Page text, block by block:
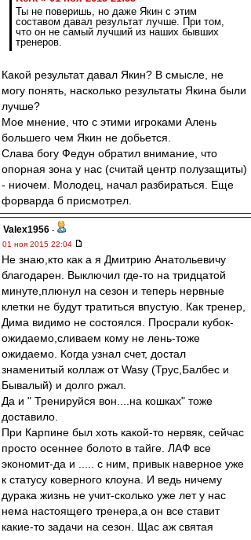
Ты не поверишь, но даже Якин с этим
составом давал результат лучше. При том,
что он не самый лучший из наших бывших
тренеров.
Какой результат давал Якин? В смысле, не
могу понять, насколько результаты Якина были
лучше?
Мое мнение, что с этими игроками Алень
большего чем Якин не добьется.
Слава богу Федун обратил внимание, что
опорная зона у нас (считай центр полузащиты)
- ниочем. Молодец, начал разбираться. Еще
форварда б присмотрел.
Valex1956 -
01 ноя 2015 22:04
Не знаю,кто как а я Дмитрию Анатольевичу
благодарен. Выключил где-то на тридцатой
минуте,плюнул на сезон и теперь нервные
клетки не будут тратиться впустую. Как тренер,
Дима видимо не состоялся. Просрали кубок-
ожидаемо,сливаем кому не лень-тоже
ожидаемо. Когда узнал счет, достал
знаменитый коллаж от Wasy (Трус,Балбес и
Бывалый) и долго ржал.
Да и " Тренируйся вон....на кошках" тоже
доставило.
При Карпине был хоть какой-то нервяк, сейчас
просто осеннее болото в тайге. ЛАФ все
экономит-да и ..... с ним, привык наверное уже
к статусу коверного клоуна. И ведь ничему
дурака жизнь не учит-сколько уже лет у нас
нема настоящего тренера,а он все ставит
какие-то задачи на сезон. Щас аж святая